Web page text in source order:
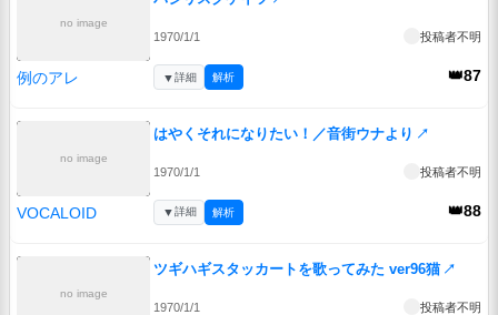
no image
1970/1/1 投稿者不明
例のアレ 👑87
▼詳細 解析
no image
はやくそれになりたい！／音街ウナより ↗
1970/1/1 投稿者不明
VOCALOID 👑88
▼詳細 解析
no image
ツギハギスタッカートを歌ってみた ver96猫 ↗
1970/1/1 投稿者不明